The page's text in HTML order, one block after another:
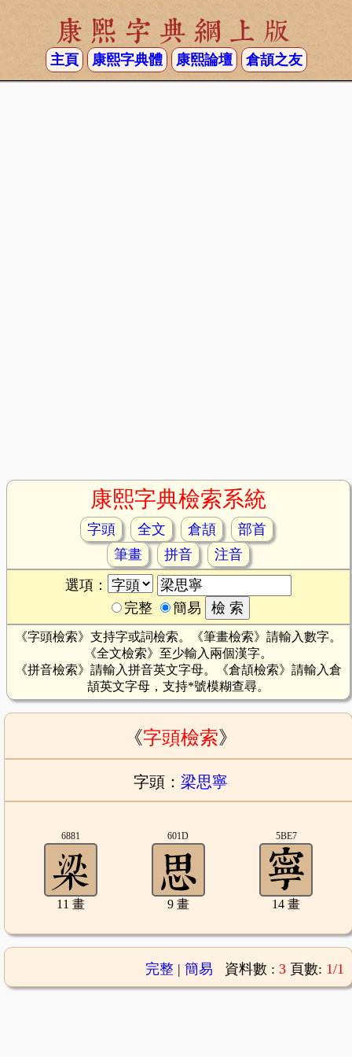
康熙字典網上版
主頁 康熙字典體 康熙論壇 倉頡之友
康熙字典檢索系統
字頭 全文 倉頡
部首
筆畫
拼音
注音
選項：
完整
簡易
《字頭檢索》支持字或詞檢索。《筆畫檢索》請輸入數字。
《全文檢索》至少輸入兩個漢字。
《拼音檢索》請輸入拼音英文字母。《倉頡檢索》請輸入倉
頡英文字母，支持*號模糊查尋。
《字頭檢索》
字頭： 梁思寧
6881
11 畫
601D
9 畫
5BE7
14 畫
完整| 簡易 資料數 : 3 頁數: 1/1